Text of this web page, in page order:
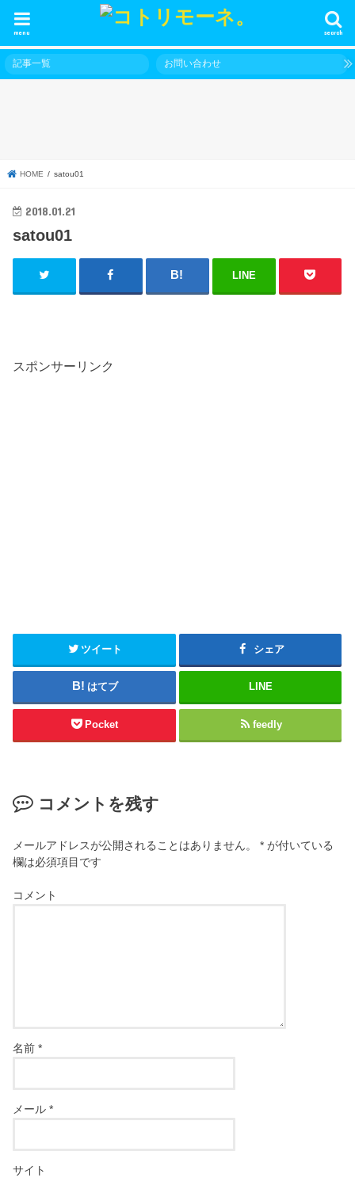
search
menu
記事一覧 お問い合わせ
HOME satou01
2018.01.21
satou01
LINE
スポンサーリンク
ツイート シェア
はてブ LINE
Pocket feedly
コメントを残す
メールアドレスが公開されることはありません。 * が付いている
欄は必須項目です
コメント
名前*
メール*
サイト